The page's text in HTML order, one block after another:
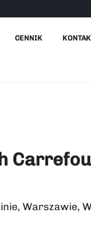
CENNIK
Warszawie,